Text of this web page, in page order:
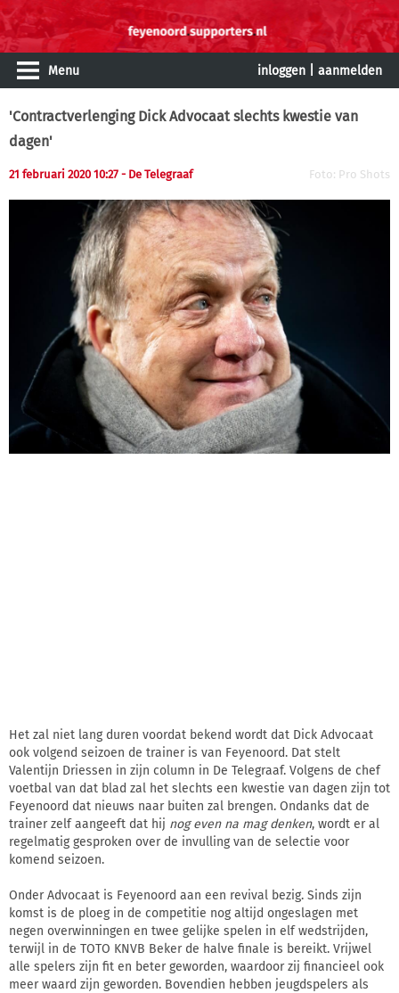
Menu inloggen aanmelden
'Contractverlenging Dick Advocaat slechts kwestie van
dagen'
21 februari 2020 10:27 - De Telegraaf Foto: Pro Shots
Het zal niet lang duren voordat bekend wordt dat Dick Advocaat
ook volgend seizoen de trainer is van Feyenoord. Dat stelt
Valentijn Driessen in zijn column in De Telegraaf. Volgens de chef
voetbal van dat blad zal het slechts een kwestie van dagen zijn tot
Feyenoord dat nieuws naar buiten zal brengen. Ondanks dat de
trainer zelf aangeeft dat hij nog even na mag denken, wordt er al
regelmatig gesproken over de invulling van de selectie voor
komend seizoen.
Onder Advocaat is Feyenoord aan een revival bezig. Sinds zijn
komst is de ploeg in de competitie nog altijd ongeslagen met
negen overwinningen en twee gelijke spelen in elf wedstrijden,
terwijl in de TOTO KNVB Beker de halve finale is bereikt. Vrijwel
alle spelers zijn fit en beter geworden, waardoor zij financieel ook
meer waard zijn geworden. Bovendien hebben jeugdspelers als